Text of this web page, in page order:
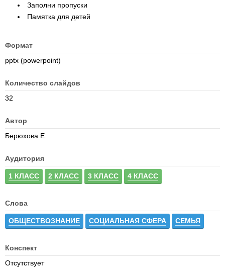
Заполни пропуски
Памятка для детей
Формат
pptx (powerpoint)
Количество слайдов
32
Автор
Берюхова Е.
Аудитория
1 КЛАСС 2 КЛАСС 3 КЛАСС 4 КЛАСС
Слова
ОБЩЕСТВОЗНАНИЕ СОЦИАЛЬНАЯ СФЕРА СЕМЬЯ
Конспект
Отсутствует